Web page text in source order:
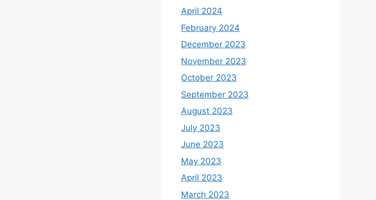
April 2024
February 2024
December 2023
November 2023
October 2023
September 2023
August 2023
July 2023
June 2023
May 2023
April 2023
March 2023